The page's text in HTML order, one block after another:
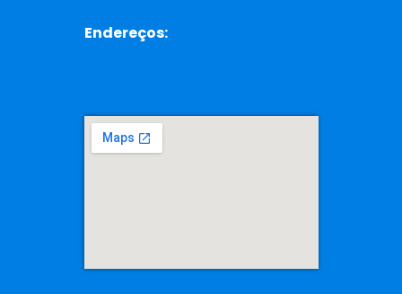
Endereços: